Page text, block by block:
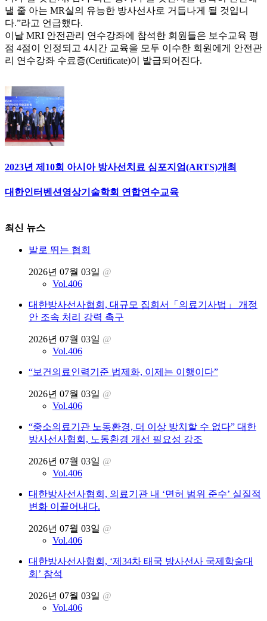
낼 줄 아는 MR실의 유능한 방사선사로 거듭나게 될 것입니
다.”라고 언급했다.
이날 MRI 안전관리 연수강좌에 참석한 회원들은 보수교육 평
점 4점이 인정되고 4시간 교육을 모두 이수한 회원에게 안전관
리 연수강좌 수료증(Certificate)이 발급되어진다.
2023년 제10회 아시아 방사선치료 심포지엄(ARTS)개최
대한인터벤션영상기술학회 연합연수교육
최신 뉴스
발로 뛰는 협회
2026년 07월 03일 @
Vol.406
대한방사선사협회, 대규모 집회서「의료기사법」 개정
안 조속 처리 강력 촉구
2026년 07월 03일 @
Vol.406
“보건의료인력기준 법제화, 이제는 이행이다”
2026년 07월 03일 @
Vol.406
“중소의료기관 노동환경, 더 이상 방치할 수 없다” 대한
방사선사협회, 노동환경 개선 필요성 강조
2026년 07월 03일 @
Vol.406
대한방사선사협회, 의료기관 내 ‘면허 범위 준수’ 실질적
변화 이끌어내다.
2026년 07월 03일 @
Vol.406
대한방사선사협회, ‘제34차 태국 방사선사 국제학술대
회’ 참석
2026년 07월 03일 @
Vol.406